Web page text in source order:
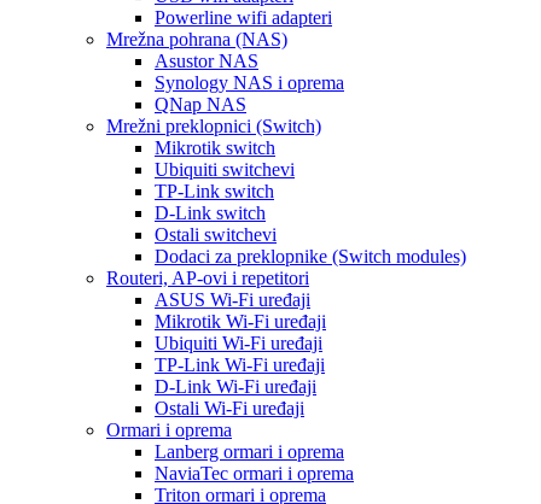
Powerline wifi adapteri
Mrežna pohrana (NAS)
Asustor NAS
Synology NAS i oprema
QNap NAS
Mrežni preklopnici (Switch)
Mikrotik switch
Ubiquiti switchevi
TP-Link switch
D-Link switch
Ostali switchevi
Dodaci za preklopnike (Switch modules)
Routeri, AP-ovi i repetitori
ASUS Wi-Fi uređaji
Mikrotik Wi-Fi uređaji
Ubiquiti Wi-Fi uređaji
TP-Link Wi-Fi uređaji
D-Link Wi-Fi uređaji
Ostali Wi-Fi uređaji
Ormari i oprema
Lanberg ormari i oprema
NaviaTec ormari i oprema
Triton ormari i oprema